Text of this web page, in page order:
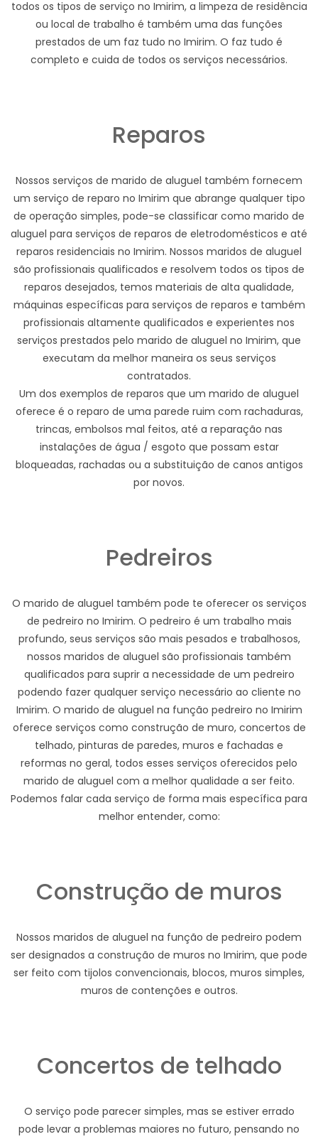
todos os tipos de serviço no Imirim, a limpeza de residência
ou local de trabalho é também uma das funções
prestados de um faz tudo no Imirim. O faz tudo é
completo e cuida de todos os serviços necessários.
Reparos
Nossos serviços de marido de aluguel também fornecem
um serviço de reparo no Imirim que abrange qualquer tipo
de operação simples, pode-se classificar como marido de
aluguel para serviços de reparos de eletrodomésticos e até
reparos residenciais no Imirim. Nossos maridos de aluguel
são profissionais qualificados e resolvem todos os tipos de
reparos desejados, temos materiais de alta qualidade,
máquinas específicas para serviços de reparos e também
profissionais altamente qualificados e experientes nos
serviços prestados pelo marido de aluguel no Imirim, que
executam da melhor maneira os seus serviços
contratados.
Um dos exemplos de reparos que um marido de aluguel
oferece é o reparo de uma parede ruim com rachaduras,
trincas, embolsos mal feitos, até a reparação nas
instalações de água / esgoto que possam estar
bloqueadas, rachadas ou a substituição de canos antigos
por novos.
Pedreiros
O marido de aluguel também pode te oferecer os serviços
de pedreiro no Imirim. O pedreiro é um trabalho mais
profundo, seus serviços são mais pesados e trabalhosos,
nossos maridos de aluguel são profissionais também
qualificados para suprir a necessidade de um pedreiro
podendo fazer qualquer serviço necessário ao cliente no
Imirim. O marido de aluguel na função pedreiro no Imirim
oferece serviços como construção de muro, concertos de
telhado, pinturas de paredes, muros e fachadas e
reformas no geral, todos esses serviços oferecidos pelo
marido de aluguel com a melhor qualidade a ser feito.
Podemos falar cada serviço de forma mais específica para
melhor entender, como:
Construção de muros
Nossos maridos de aluguel na função de pedreiro podem
ser designados a construção de muros no Imirim, que pode
ser feito com tijolos convencionais, blocos, muros simples,
muros de contenções e outros.
Concertos de telhado
O serviço pode parecer simples, mas se estiver errado
pode levar a problemas maiores no futuro, pensando no